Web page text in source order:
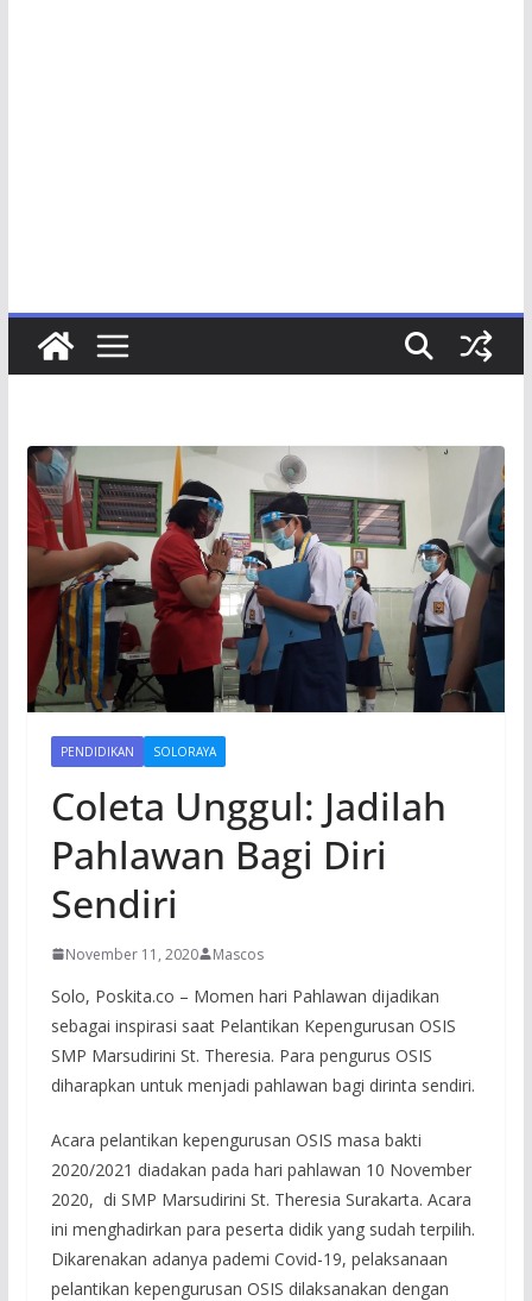
PENDIDIKAN SOLORAYA
Coleta Unggul: Jadilah
Pahlawan Bagi Diri
Sendiri
November 11, 2020 Mascos
Solo, Poskita.co – Momen hari Pahlawan dijadikan
sebagai inspirasi saat Pelantikan Kepengurusan OSIS
SMP Marsudirini St. Theresia. Para pengurus OSIS
diharapkan untuk menjadi pahlawan bagi dirinta sendiri.
Acara pelantikan kepengurusan OSIS masa bakti
2020/2021 diadakan pada hari pahlawan 10 November
2020, di SMP Marsudirini St. Theresia Surakarta. Acara
ini menghadirkan para peserta didik yang sudah terpilih.
Dikarenakan adanya pademi Covid-19, pelaksanaan
pelantikan kepengurusan OSIS dilaksanakan dengan